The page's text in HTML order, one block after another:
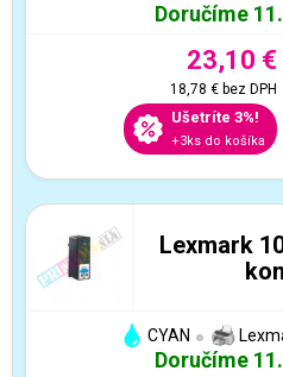
Doručíme
23,10 €
18,78 €bez DPH
Ušetríte 3%!
+3ks do košíka
Lexmark
CYAN
Doručíme